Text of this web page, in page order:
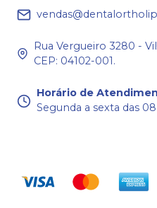
Rua Vergueiro 3280 -
CEP: 04102-001.
Horário de
Segunda a sexta das